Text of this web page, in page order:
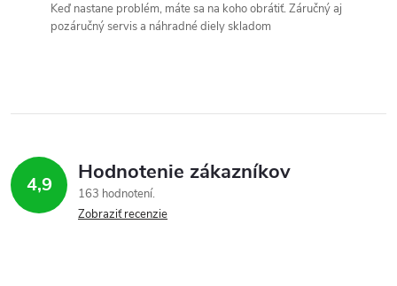
Keď nastane problém, máte sa na koho obrátiť. Záručný aj
pozáručný servis a náhradné diely skladom
4,9 Hodnotenie zákazníkov
163 hodnotení
Zobraziť recenzie